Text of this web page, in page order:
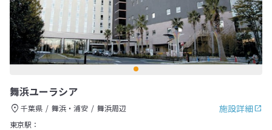
舞浜ユーラシア
施設詳細
千葉県 舞浜・浦安
舞浜周辺
東京駅：